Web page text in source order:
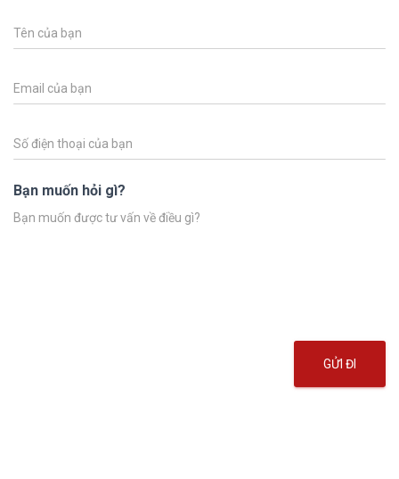
Bạn muốn hỏi gì?
GỬI ĐI